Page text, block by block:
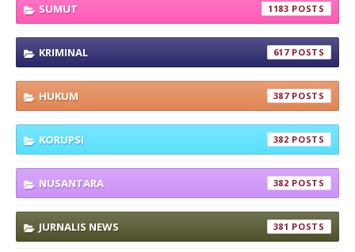
SUMUT 1183
KRIMINAL 617
HUKUM 387
KORUPSI 382
NUSANTARA 382
JURNALIS NEWS 381